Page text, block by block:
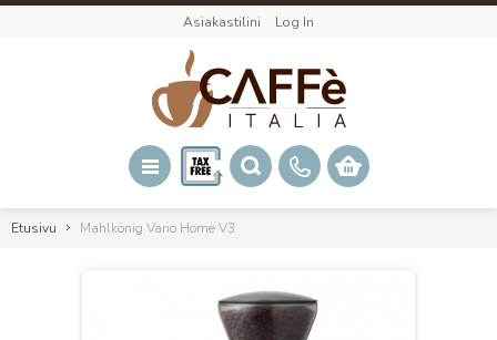
Asiakastilini Log In
Etusivu Mahlkönig Vario Home V3